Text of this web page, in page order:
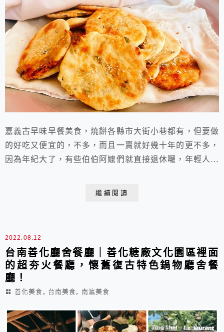
嘉義古早味早餐美食，燒餅各縣市大街小巷都有，但要做
的好吃又便宜的，不多，而且一賣就好幾十年的更不多，
因為年紀大了，有些伯伯阿嬤們就直接退休囉，年輕人也
繼續閱讀
2022.08.12
台南善化廳舍餐廳｜善化糖廠文化園區裡面
的超夯火餐廳，懷舊復古特色鍋物廳舍餐
廳！
善化美食 , 台南美食, 南瀛美食